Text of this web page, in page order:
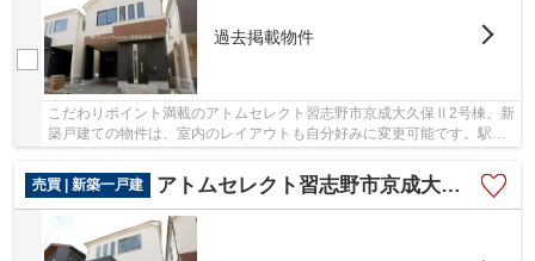
過去掲載物件
こだわりポイント満載のアトムセレクト習志野市京成大久保Ⅱ2号棟。新
築戸建ての物件は、室内のレイアウトも自分好みに変更可能です。駅ま
売買 | 新築一戸建
アトムセレクト習志野市京成大久保Ⅱ3号棟